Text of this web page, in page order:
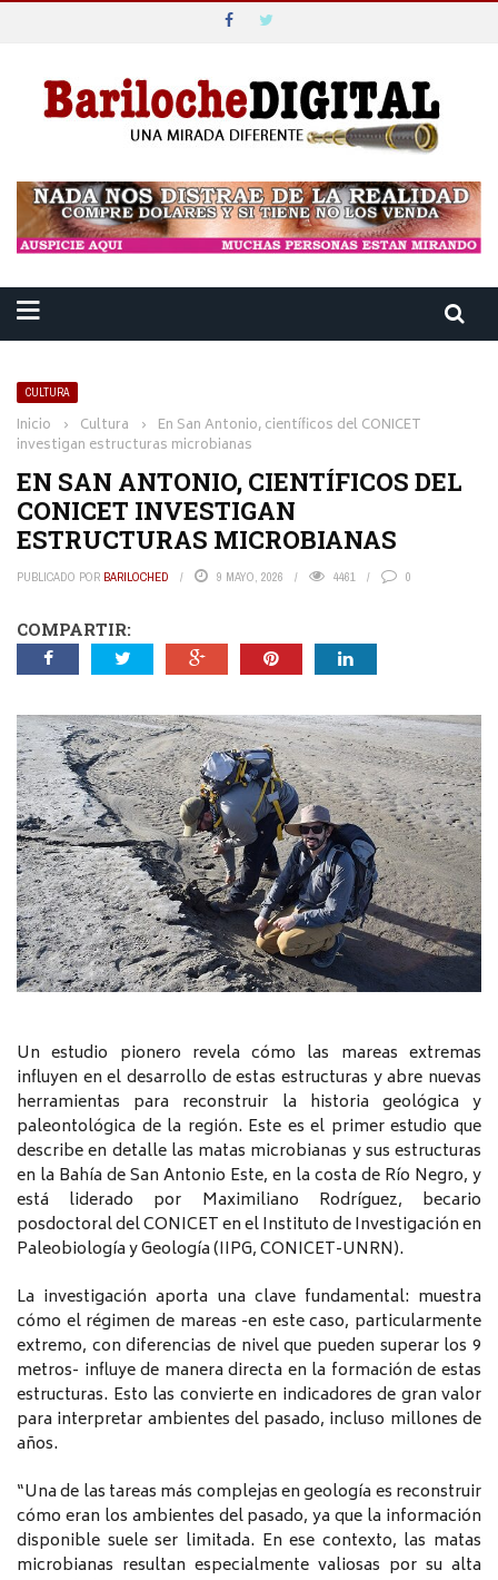
CULTURA
Inicio › Cultura › En San Antonio, científicos del CONICET
investigan estructuras microbianas
EN SAN ANTONIO, CIENTÍFICOS DEL
CONICET INVESTIGAN
ESTRUCTURAS MICROBIANAS
PUBLICADO POR BARILOCHED 9 MAYO, 2026 4461 0
COMPARTIR:
Un estudio pionero revela cómo las mareas extremas
influyen en el desarrollo de estas estructuras y abre nuevas
herramientas para reconstruir la historia geológica y
paleontológica de la región. Este es el primer estudio que
describe en detalle las matas microbianas y sus estructuras
en la Bahía de San Antonio Este, en la costa de Río Negro, y
está liderado por Maximiliano Rodríguez, becario
posdoctoral del CONICET en el Instituto de Investigación en
Paleobiología y Geología (IIPG, CONICET-UNRN).
La investigación aporta una clave fundamental: muestra
cómo el régimen de mareas -en este caso, particularmente
extremo, con diferencias de nivel que pueden superar los 9
metros- influye de manera directa en la formación de estas
estructuras. Esto las convierte en indicadores de gran valor
para interpretar ambientes del pasado, incluso millones de
años.
“Una de las tareas más complejas en geología es reconstruir
cómo eran los ambientes del pasado, ya que la información
disponible suele ser limitada. En ese contexto, las matas
microbianas resultan especialmente valiosas por su alta